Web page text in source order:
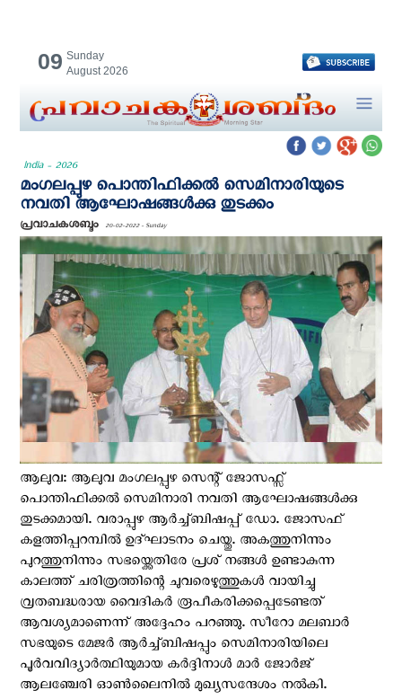
09 Sunday
August 2026
India - 2026
മംഗലപ്പുഴ പൊന്തിഫിക്കൽ സെമിനാരിയുടെ
നവതി ആഘോഷങ്ങൾക്കു തുടക്കം
പ്രവാചകശബ്ദം 20-02-2022 - Sunday
ആലുവ: ആലുവ മംഗലപ്പുഴ സെന്റ് ജോസഫ്സ്
പൊന്തിഫിക്കൽ സെമിനാരി നവതി ആഘോഷങ്ങൾക്കു
തുടക്കമായി. വരാപ്പുഴ ആർച്ച്ബിഷപ്പ് ഡോ. ജോസഫ്
കളത്തിപ്പറമ്പിൽ ഉദ്ഘാടനം ചെയ്തു. അകത്തുനിന്നും
പുറത്തുനിന്നും സഭയ്ക്കെതിരേ പ്രശ് നങ്ങൾ ഉണ്ടാകുന്ന
കാലത്ത് ചരിത്രത്തിന്റെ ചുവരെഴുത്തുകൾ വായിച്ചു
വ്രതബദ്ധരായ വൈദികർ രൂപീകരിക്കപ്പെടേണ്ടത്
ആവശ്യമാണെന്ന് അദ്ദേഹം പറഞ്ഞു. സീറോ മലബാർ
സഭയുടെ മേജർ ആർച്ച്ബിഷപ്പും സെമിനാരിയിലെ
പൂർവവിദ്യാർത്ഥിയുമായ കർദ്ദിനാൾ മാർ ജോർജ്
ആലഞ്ചേരി ഓൺലൈനിൽ മുഖ്യസന്ദേശം നൽകി.